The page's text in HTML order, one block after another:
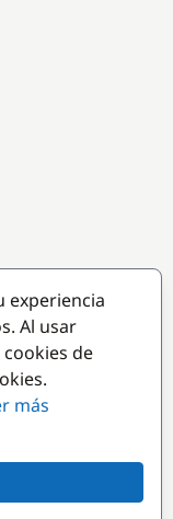
experiencia
Al usar
de
más